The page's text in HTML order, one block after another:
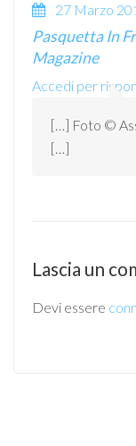
27 Marzo
Pasquetta In
Magazine
Accedi per
[…] Foto ©
[…]
Lascia un
Devi essere